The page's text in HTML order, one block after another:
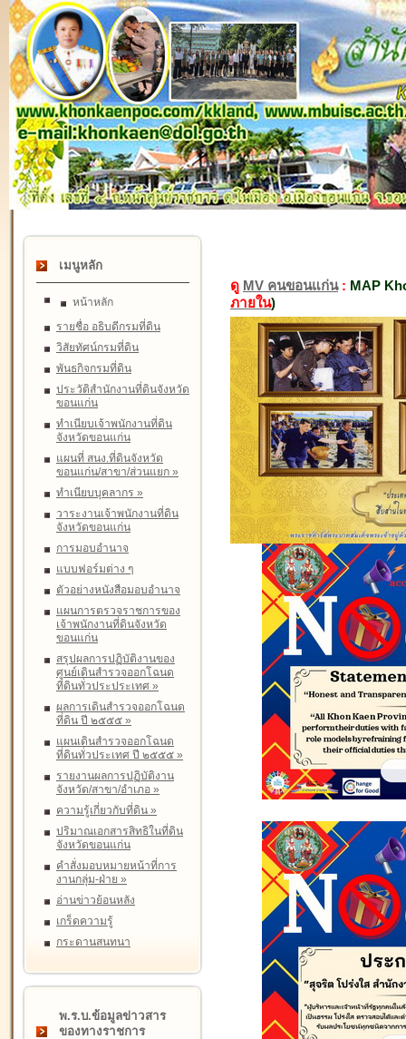
เมนูหลัก
หน้าหลัก
รายชื่อ อธิบดีกรมที่ดิน
วิสัยทัศน์กรมที่ดิน
พันธกิจกรมที่ดิน
ประวัติสำนักงานที่ดินจังหวัด
ขอนแก่น
ทำเนียบเจ้าพนักงานที่ดิน
จังหวัดขอนแก่น
แผนที่ สนง.ที่ดินจังหวัด
ขอนแก่น/สาขา/ส่วนแยก »
ทำเนียบบุคลากร »
วาระงานเจ้าพนักงานที่ดิน
จังหวัดขอนแก่น
การมอบอำนาจ
แบบฟอร์มต่าง ๆ
ตัวอย่างหนังสือมอบอำนาจ
แผนการตรวจราชการของ
เจ้าพนักงานที่ดินจังหวัด
ขอนแก่น
สรุปผลการปฏิบัติงานของ
ศูนย์เดินสำรวจออกโฉนด
ที่ดินทั่วประประเทศ »
ผลการเดินสำรวจออกโฉนด
ที่ดิน ปี ๒๕๕๕ »
แผนเดินสำรวจออกโฉนด
ที่ดินทั่วประเทศ ปี ๒๕๕๕ »
รายงานผลการปฏิบัติงาน
จังหวัด/สาขา/อำเภอ »
ความรู้เกี่ยวกับที่ดิน »
ปริมาณเอกสารสิทธิในที่ดิน
จังหวัดขอนแก่น
คำสั่งมอบหมายหน้าที่การ
งานกลุ่ม-ฝ่าย »
อ่านข่าวย้อนหลัง
เกร็ดความรู้
กระดานสนทนา
พ.ร.บ.ข้อมูลข่าวสาร
ของทางราชการ
ดู MV คนขอนแก่น: MAP
ภายใน)